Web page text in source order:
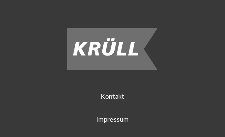
Kontakt
Impressum